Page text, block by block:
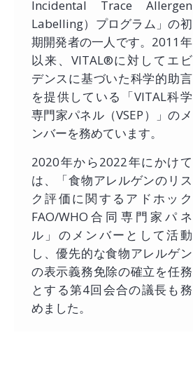
Incidental Trace Allergen
Labelling）プログラム」の初
期開発者の一人です。2011年
以来、VITAL®に対してエビ
デンスに基づいた科学的助言
を提供している「VITAL科学
専門家パネル（VSEP）」のメ
ンバーを務めています。
2020年から2022年にかけて
は、「食物アレルゲンのリス
ク評価に関するアドホック
FAO/WHO合同専門家パネ
ル」のメンバーとして活動
し、優先的な食物アレルゲン
の表示義務免除の確立を任務
とする第4回会合の議長も務
めました。